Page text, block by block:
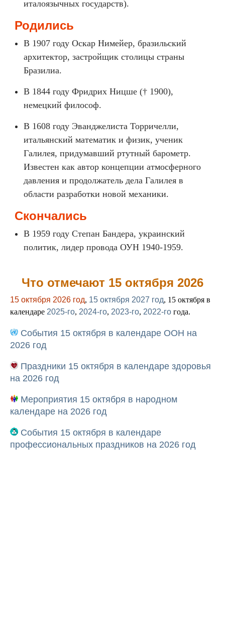
италоязычных государств).
Родились
В 1907 году Оскар Нимейер, бразильский
архитектор, застройщик столицы страны
Бразилиа.
В 1844 году Фридрих Ницше († 1900),
немецкий философ.
В 1608 году Эванджелиста Торричелли,
итальянский математик и физик, ученик
Галилея, придумавший ртутный барометр.
Известен как автор концепции атмосферного
давления и продолжатель дела Галилея в
области разработки новой механики.
Скончались
В 1959 году Степан Бандера, украинский
политик, лидер провода ОУН 1940-1959.
Что отмечают 15 октября 2026
15 октября 2026 год, 15 октября 2027 год, 15 октября в
календаре 2025-го, 2024-го, 2023-го, 2022-го года.
События 15 октября в календаре ООН на
2026 год
Праздники 15 октября в календаре здоровья
на 2026 год
Мероприятия 15 октября в народном
календаре на 2026 год
События 15 октября в календаре
профессиональных праздников на 2026 год